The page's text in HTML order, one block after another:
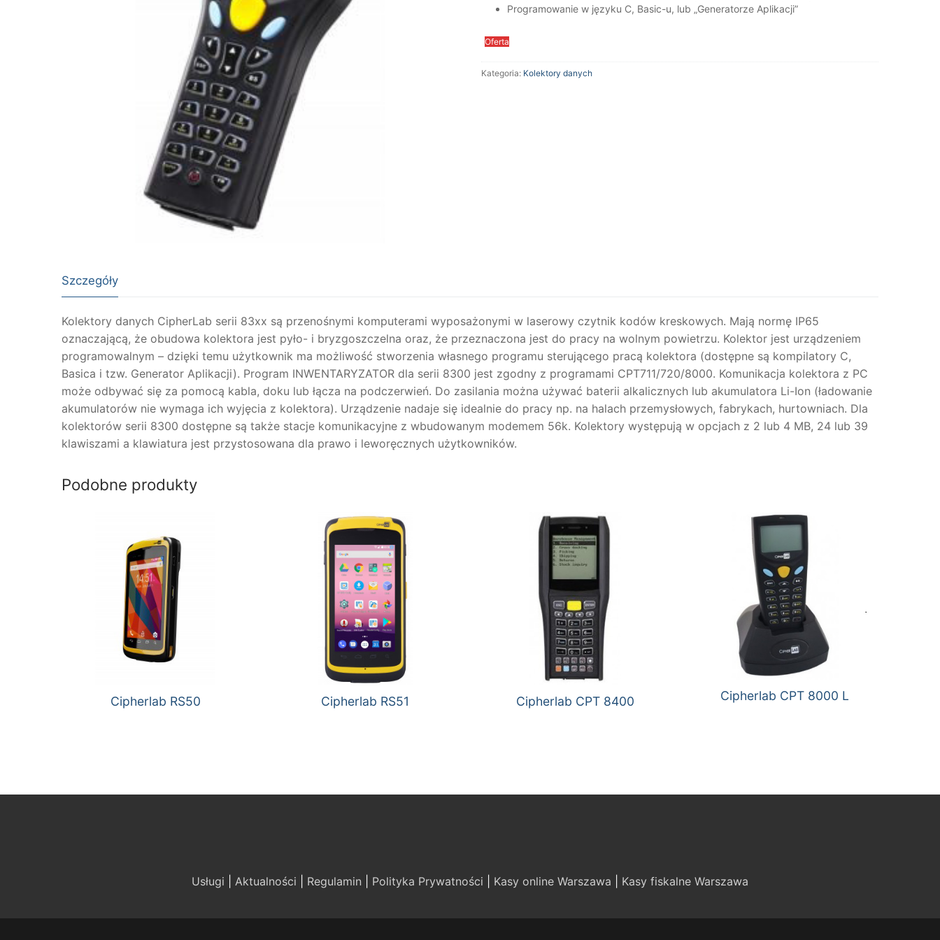
Programowanie w języku C, Basic-u, lub „Generatorze Aplikacji”
Oferta
Kategoria: Kolektory danych
Szczegóły
Kolektory danych CipherLab serii 83xx są przenośnymi komputerami wyposażonymi w laserowy czytnik kodów kreskowych. Mają normę IP65
oznaczającą, że obudowa kolektora jest pyło- i bryzgoszczelna oraz, że przeznaczona jest do pracy na wolnym powietrzu. Kolektor jest urządzeniem
programowalnym – dzięki temu użytkownik ma możliwość stworzenia własnego programu sterującego pracą kolektora (dostępne są kompilatory C,
Basica i tzw. Generator Aplikacji). Program INWENTARYZATOR dla serii 8300 jest zgodny z programami CPT711/720/8000. Komunikacja kolektora z PC
może odbywać się za pomocą kabla, doku lub łącza na podczerwień. Do zasilania można używać baterii alkalicznych lub akumulatora Li-Ion (ładowanie
akumulatorów nie wymaga ich wyjęcia z kolektora). Urządzenie nadaje się idealnie do pracy np. na halach przemysłowych, fabrykach, hurtowniach. Dla
kolektorów serii 8300 dostępne są także stacje komunikacyjne z wbudowanym modemem 56k. Kolektory występują w opcjach z 2 lub 4 MB, 24 lub 39
klawiszami a klawiatura jest przystosowana dla prawo i leworęcznych użytkowników.
Podobne produkty
Cipherlab RS50 Cipherlab RS51 Cipherlab CPT 8400 Cipherlab CPT 8000 L
Usługi Aktualności Regulamin Polityka Prywatności Kasy online Warszawa Kasy fiskalne Warszawa